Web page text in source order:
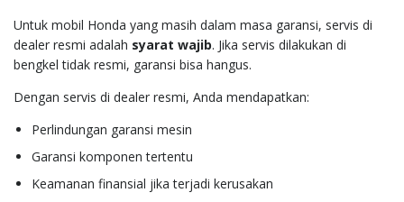
Untuk mobil Honda yang masih dalam masa garansi, servis di
dealer resmi adalah syarat wajib. Jika servis dilakukan di
bengkel tidak resmi, garansi bisa hangus.
Dengan servis di dealer resmi, Anda mendapatkan:
Perlindungan garansi mesin
Garansi komponen tertentu
Keamanan finansial jika terjadi kerusakan